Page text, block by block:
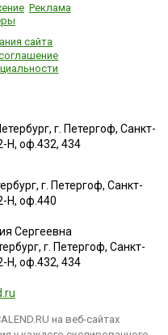
Реклама
сайта
г. Петергоф, Санкт-
Н, оф.432, 434
г. Петергоф, Санкт-
Н, оф.440
Сергеевна
г. Петергоф, Санкт-
Н, оф.432, 434
на веб-сайтах